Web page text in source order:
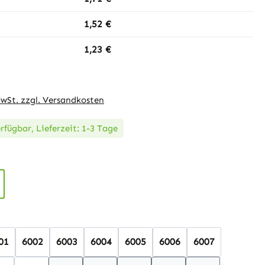
1,52 €
1,23 €
zzgl. Versandkosten
Lieferzeit: 1-3 Tage
6002 6003 6004 6005 6006 6007